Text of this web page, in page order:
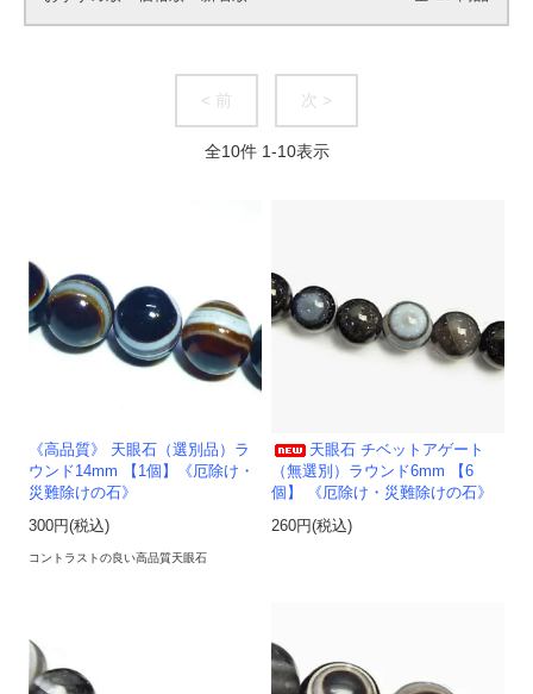
< 前 次 >
全10件 1-10表示
《高品質》 天眼石（選別品）ラ
ウンド14mm 【1個】《厄除け・
災難除けの石》
300円(税込)
コントラストの良い高品質天眼石
天眼石 チベットアゲート
（無選別）ラウンド6mm 【6
個】 《厄除け・災難除けの石》
260円(税込)